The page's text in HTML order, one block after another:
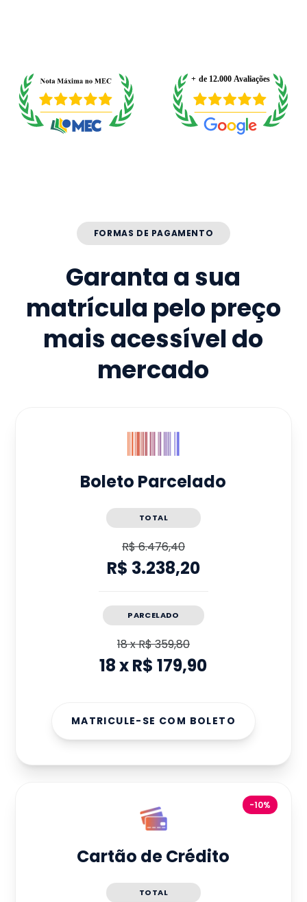
FORMAS DE PAGAMENTO
Garanta a sua
matrícula pelo preço
mais acessível do
mercado
Boleto Parcelado
TOTAL
R$ 6.476,40
R$ 3.238,20
PARCELADO
18xR$ 359,80
18xR$ 179,90
MATRICULE-SE COM BOLETO
-10%
Cartão de Crédito
TOTAL